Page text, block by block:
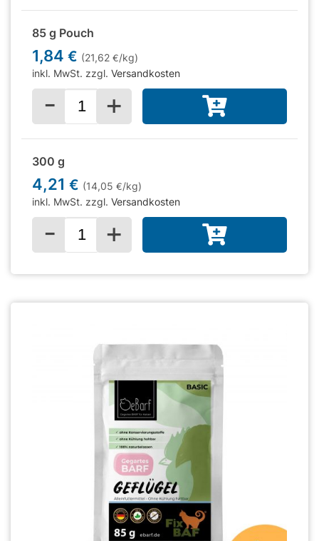
85 g Pouch
1,84 € (21,62 €/kg)
inkl. MwSt. zzgl. Versandkosten
- +
300 g
4,21 € (14,05 €/kg)
inkl. MwSt. zzgl. Versandkosten
- +